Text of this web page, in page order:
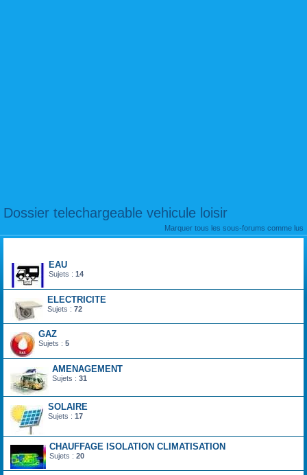
Dossier telechargeable vehicule loisir
Marquer tous les sous-forums comme lus
EAU
Sujets : 14
ELECTRICITE
Sujets : 72
GAZ
Sujets : 5
AMENAGEMENT
Sujets : 31
SOLAIRE
Sujets : 17
CHAUFFAGE ISOLATION CLIMATISATION
Sujets : 20